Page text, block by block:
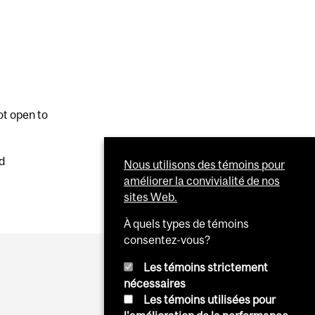
open to
Nous utilisons des témoins pour
améliorer la convivialité de nos
sites Web.
À quels types de témoins
consentez-vous?
Les témoins strictement
nécessaires
Les témoins utilisées pour